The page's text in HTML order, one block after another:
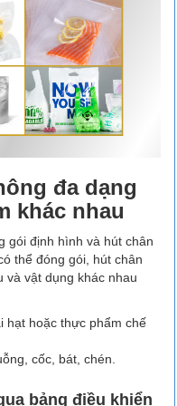
đa dạng
khác nhau
gói định hình và hút chân
thể đóng gói, hút chân
và vật dụng khác nhau
hạt hoặc thực phẩm chế
cốc, bát, chén.
bảng điều khiển